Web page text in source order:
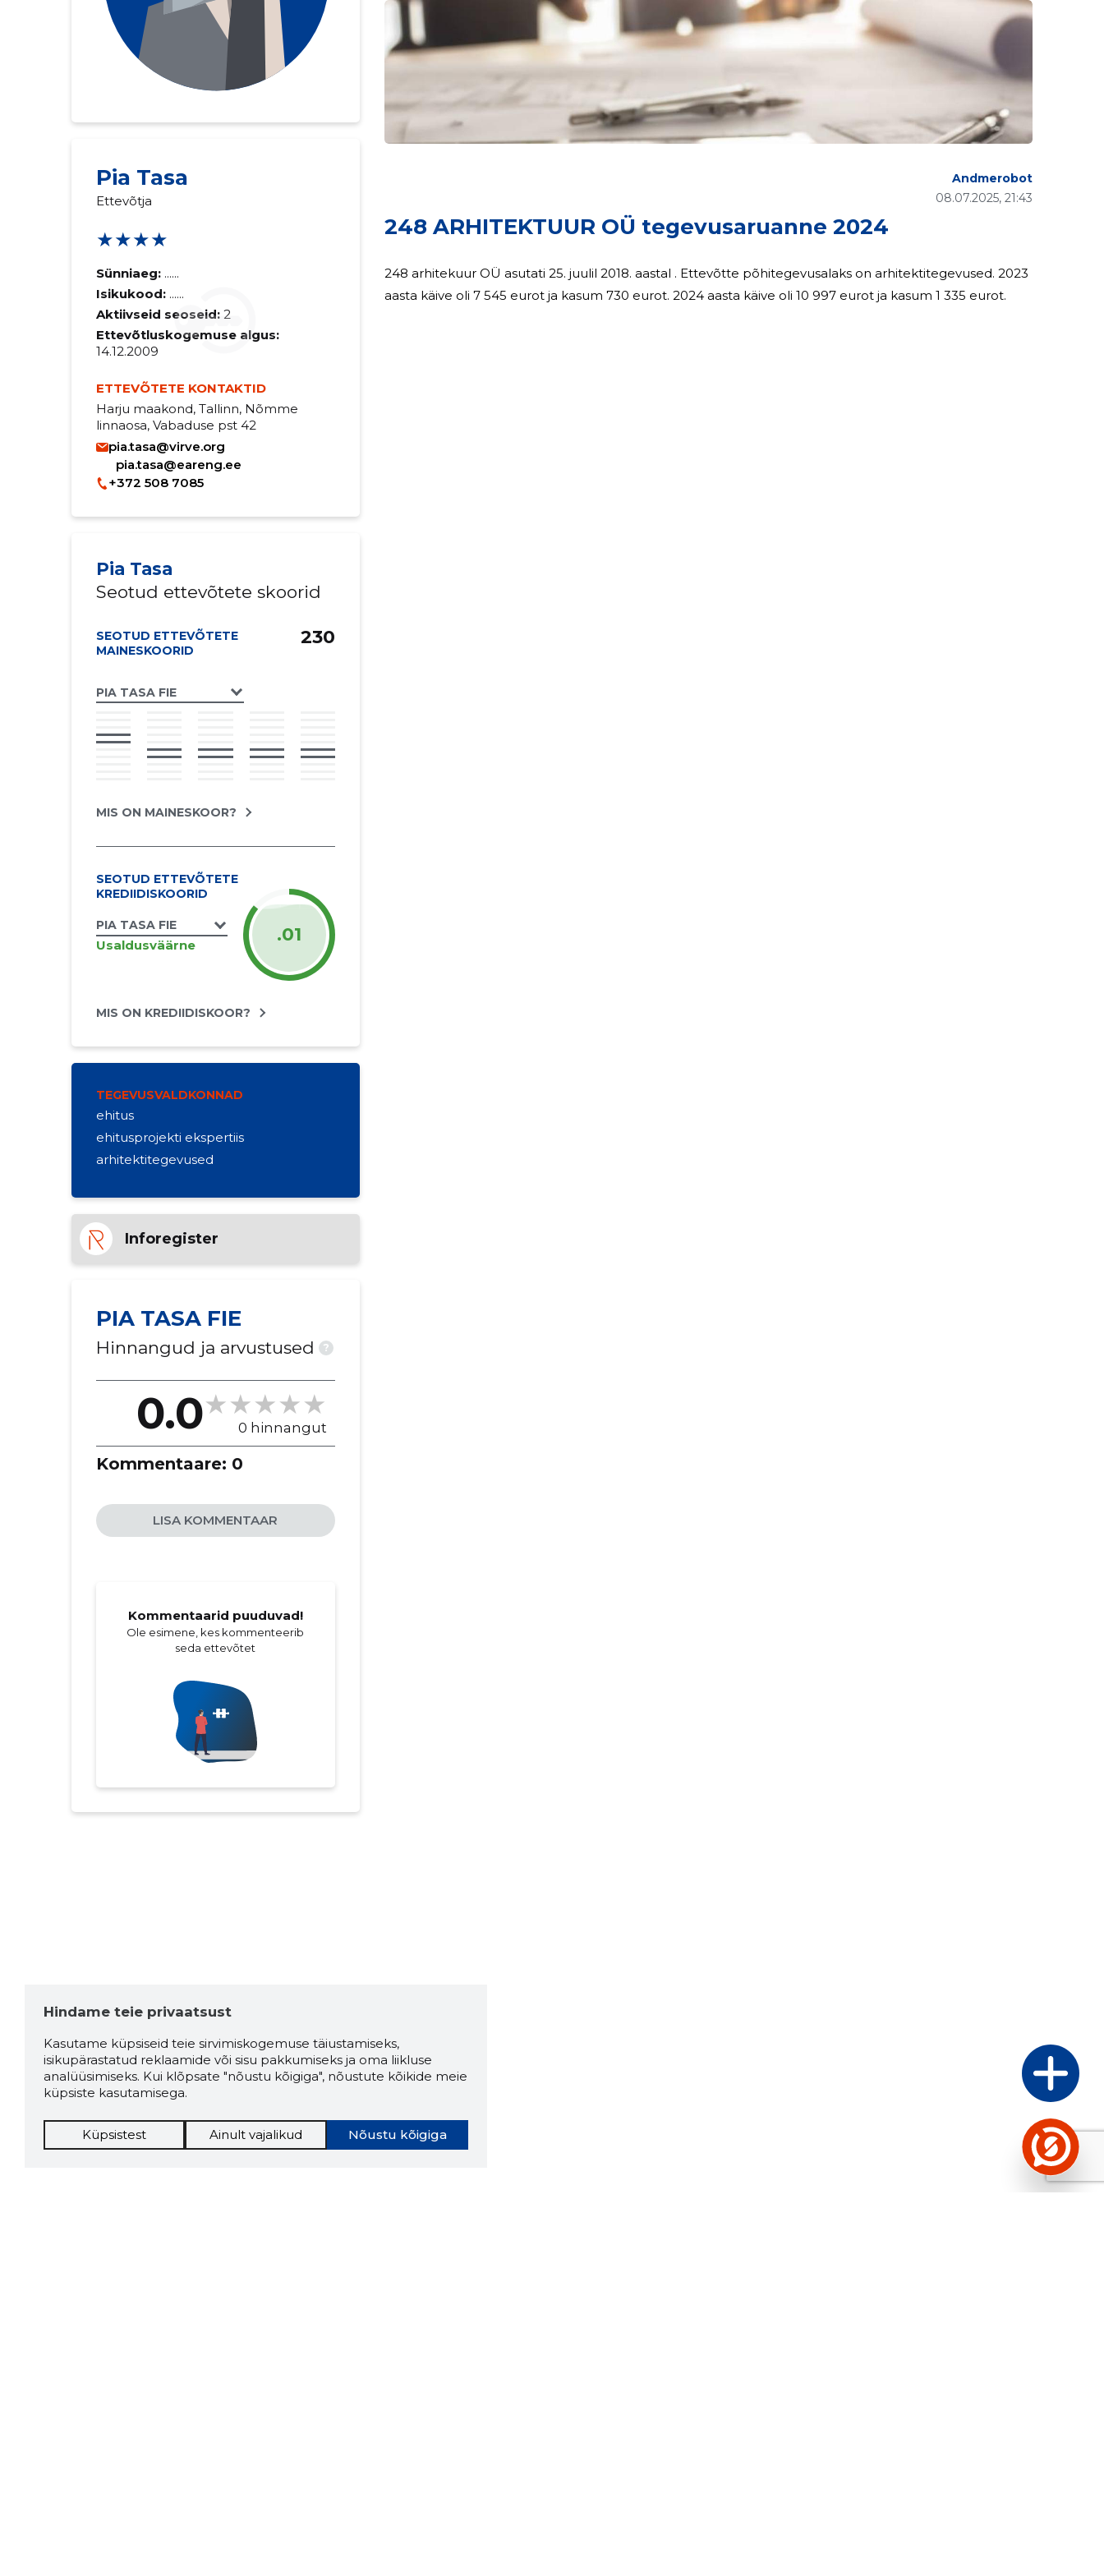
Pia Tasa
Ettevõtja
★★★★
Sünniaeg: ......
Isikukood: ......
Aktiivseid seoseid: 2
Ettevõtluskogemuse algus:
14.12.2009
ETTEVÕTETE KONTAKTID
Harju maakond, Tallinn, Nõmme
linnaosa, Vabaduse pst 42
pia.tasa@virve.org
pia.tasa@eareng.ee
+372 508 7085
Pia Tasa
Seotud ettevõtete skoorid
SEOTUD ETTEVÕTETE
MAINESKOORID
PIA TASA FIE
230
MIS ON MAINESKOOR?
SEOTUD ETTEVÕTETE
KREDIIDISKOORID
PIA TASA FIE
Usaldusväärne .01
MIS ON KREDIIDISKOOR?
TEGEVUSVALDKONNAD
ehitus
ehitusprojekti ekspertiis
arhitektitegevused
Inforegister
PIA TASA FIE
Hinnangud ja arvustused ?
0.0 0 hinnangut
Kommentaare: 0
LISA KOMMENTAAR
Kommentaarid puuduvad!
Ole esimene, kes kommenteerib
seda ettevõtet
248 ARHITEKTUUR OÜ tegevusaruanne 2024
08.07.2025, 21:43
Andmerobot
248 arhitekuur OÜ asutati 25. juulil 2018. aastal . Ettevõtte põhitegevusalaks on arhitektitegevused. 2023
aasta käive oli 7 545 eurot ja kasum 730 eurot. 2024 aasta käive oli 10 997 eurot ja kasum 1 335 eurot.
Hindame teie privaatsust
Kasutame küpsiseid teie sirvimiskogemuse täiustamiseks,
isikupärastatud reklaamide või sisu pakkumiseks ja oma liikluse
analüüsimiseks. Kui klõpsate "nõustu kõigiga", nõustute kõikide meie
küpsiste kasutamisega.
Nõustu kõigiga
Küpsistest Ainult vajalikud